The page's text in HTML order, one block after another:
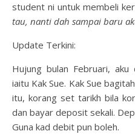
student ni untuk membeli
tau, nanti dah sampai baru
Update Terkini:
Hujung bulan Februari,
iaitu Kak Sue. Kak Sue
itu, korang set tarikh bila
dan bayar deposit sekali.
Guna kad debit pun boleh.